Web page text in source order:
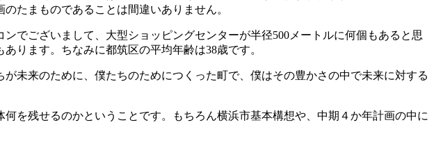
たまものであることは間違いありません。
でございまして、大型ショッピングセンターが半径500メートルに何個もあると思
ります。ちなみに都筑区の平均年齢は38歳です。
未来のために、僕たちのためにつくった町で、僕はその豊かさの中で未来に対する
を残せるのかということです。もちろん横浜市基本構想や、中期４か年計画の中に